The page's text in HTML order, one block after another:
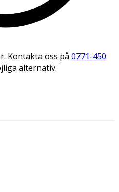
Kontakta oss på 0771-450
alternativ.